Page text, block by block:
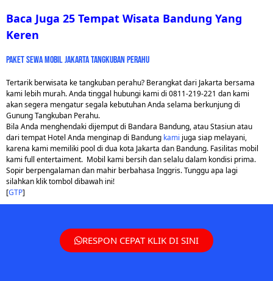
Baca Juga 25 Tempat Wisata Bandung Yang
Keren
PAKET SEWA MOBIL JAKARTA TANGKUBAN PERAHU
Tertarik berwisata ke tangkuban perahu? Berangkat dari Jakarta bersama
kami lebih murah. Anda tinggal hubungi kami di 0811-219-221 dan kami
akan segera mengatur segala kebutuhan Anda selama berkunjung di
Gunung Tangkuban Perahu.
Bila Anda menghendaki dijemput di Bandara Bandung, atau Stasiun atau
dari tempat Hotel Anda menginap di Bandung kami juga siap melayani,
karena kami memiliki pool di dua kota Jakarta dan Bandung. Fasilitas mobil
kami full entertaiment. Mobil kami bersih dan selalu dalam kondisi prima.
Sopir berpengalaman dan mahir berbahasa Inggris. Tunggu apa lagi
silahkan klik tombol dibawah ini!
[GTP]
RESPON CEPAT KLIK DI SINI